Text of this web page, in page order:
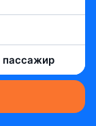
пассажир